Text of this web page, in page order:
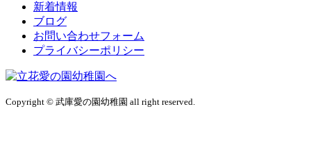
新着情報
ブログ
お問い合わせフォーム
プライバシーポリシー
Copyright © 武庫愛の園幼稚園 all right reserved.